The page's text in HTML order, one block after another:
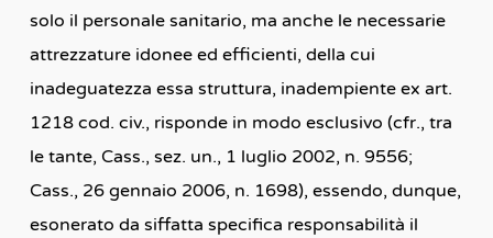
solo il personale sanitario, ma anche le necessarie
attrezzature idonee ed efficienti, della cui
inadeguatezza essa struttura, inadempiente ex art.
1218 cod. civ., risponde in modo esclusivo (cfr., tra
le tante, Cass., sez. un., 1 luglio 2002, n. 9556;
Cass., 26 gennaio 2006, n. 1698), essendo, dunque,
esonerato da siffatta specifica responsabilità il